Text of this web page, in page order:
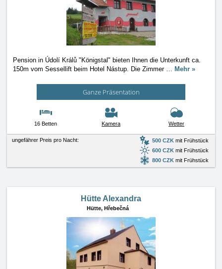
Pension in Údolí Králů "Königstal" bieten Ihnen die Unterkunft ca.
150m vom Sessellift beim Hotel Nástup. Die Zimmer … Mehr »
Ganze Präsentation
16 Betten Kamera Wetter
ungefährer Preis pro Nacht: 500 CZK mit Frühstück
600 CZK mit Frühstück
800 CZK mit Frühstück
Hütte Alexandra
Hütte, Hřebečná